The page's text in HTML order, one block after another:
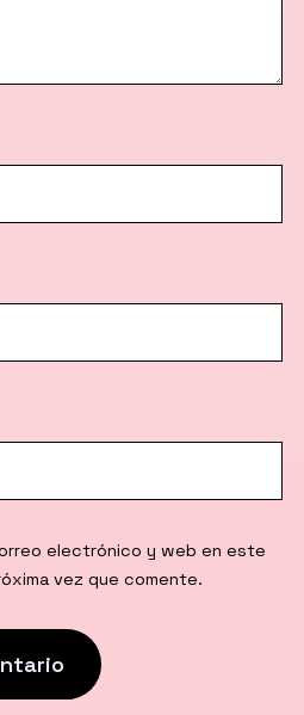
electrónico y web en este
vez que comente.